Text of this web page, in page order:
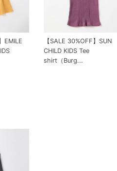
EMILE
【SALE 30%OFF】SUN
CHILD KIDS Tee
shirt（Burg...